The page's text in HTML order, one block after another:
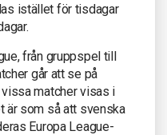
istället för tisdagar
från gruppspel till
går att se på
matcher visas i
är som så att svenska
Europa League-